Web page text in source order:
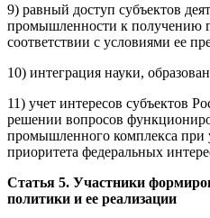
9) равный доступ субъектов
промышленности к получению
соответствии с условиями ее
10) интеграция науки,
11) учет интересов субъектов
решении вопросов
промышленного комплекса при
приоритета федеральных
Статья 5. Участники
политики и ее реализации